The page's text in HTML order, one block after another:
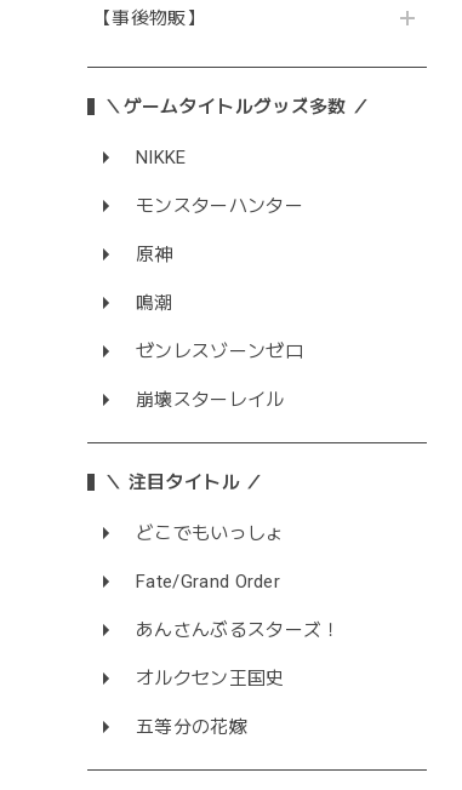
【事後物販】
＼ゲームタイトルグッズ多数 ／
NIKKE
モンスターハンター
原神
鳴潮
ゼンレスゾーンゼロ
崩壊スターレイル
＼ 注目タイトル ／
どこでもいっしょ
Fate/Grand Order
あんさんぶるスターズ！
オルクセン王国史
五等分の花嫁